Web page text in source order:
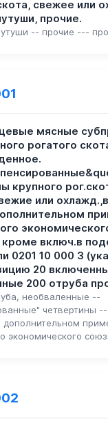
свежее или
прочие.
-- прочие ---
мясные
рогатого
крупного
или
кроме включ.в
0201 10 000 3
20
200 отруба
необваленные --
четвертины
дополнительном
экономического